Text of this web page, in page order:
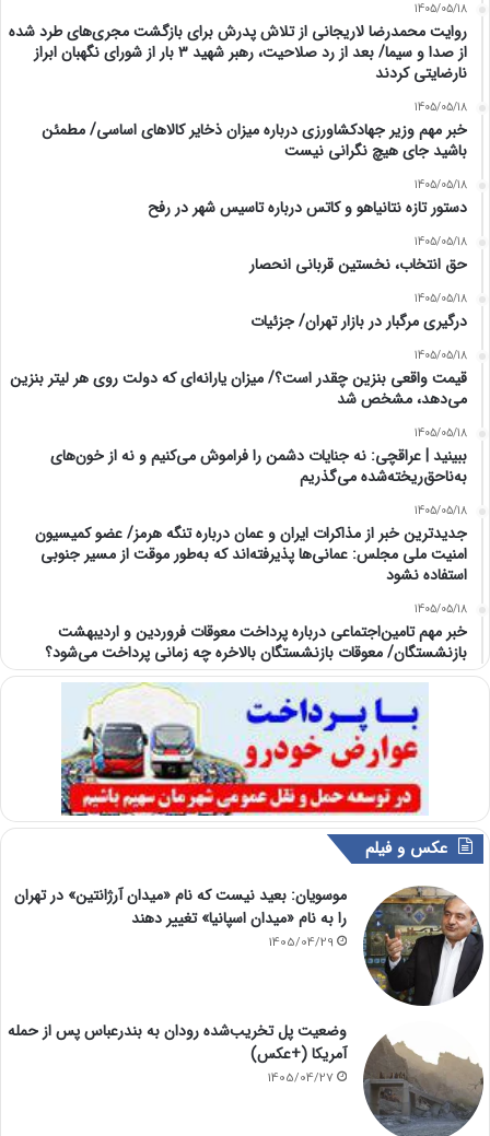
1405/05/18
روایت محمدرضا لاریجانی از تلاش پدرش برای بازگشت مجری‌های طرد شده
از صدا و سیما/ بعد از رد صلاحیت، رهبر شهید ۳ بار از شورای نگهبان ابراز
نارضایتی کردند
1405/05/18
خبر مهم وزیر جهادکشاورزی درباره میزان ذخایر کالاهای اساسی/ مطمئن
باشید جای هیچ نگرانی نیست
1405/05/18
دستور تازه نتانیاهو و کاتس درباره تاسیس شهر در رفح
1405/05/18
حق انتخاب، نخستین قربانی انحصار
1405/05/18
درگیری مرگبار در بازار تهران/ جزئیات
1405/05/18
قیمت واقعی بنزین چقدر است؟/ میزان یارانه‌ای که دولت روی هر لیتر بنزین
می‌دهد، مشخص شد
1405/05/18
ببینید | عراقچی: نه جنایات دشمن را فراموش می‌کنیم و نه از خون‌های
به‌ناحق‌ریخته‌شده می‌گذریم
1405/05/18
جدیدترین خبر از مذاکرات ایران و عمان درباره تنگه هرمز/ عضو کمیسیون
امنیت ملی مجلس: عمانی‌ها پذیرفته‌اند که به‌طور موقت از مسیر جنوبی
استفاده نشود
1405/05/18
خبر مهم تامین‌اجتماعی درباره پرداخت معوقات فروردین و اردیبهشت
بازنشستگان/ معوقات بازنشستگان بالاخره چه زمانی پرداخت می‌شود؟
عکس و فیلم
موسویان: بعید نیست که نام «میدان آرژانتین» در تهران
را به نام «میدان اسپانیا» تغییر دهند
1405/04/29
وضعیت پل تخریب‌شده رودان به بندرعباس پس از حمله
آمریکا (+عکس)
1405/04/27